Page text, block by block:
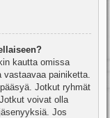
kautta omissa
painiketta.
Jotkut ryhmät
voivat olla
Jos